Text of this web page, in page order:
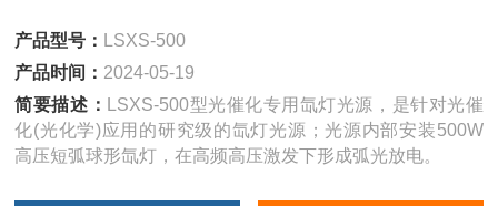
产品型号：
LSXS-500
产品时间： 2024-05-19
简要描述：
LSXS-500型光催化专用氙灯光源，是针对光催
化(光化学)应用的研究级的氙灯光源；光源内部安装500W
高压短弧球形氙灯，在高频高压激发下形成弧光放电。